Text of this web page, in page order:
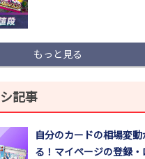
もっと見る
記事
自分のカードの相場変
る！マイページの登録・